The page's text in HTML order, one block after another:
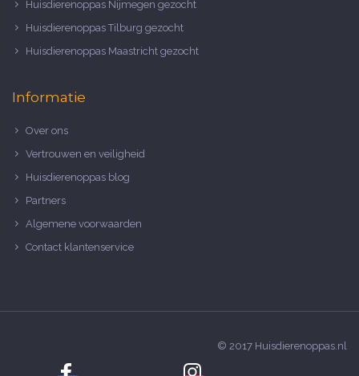
Huisdierenoppas Nijmegen gezocht
Huisdierenoppas Tilburg gezocht
Huisdierenoppas Maastricht gezocht
Informatie
Over ons
Vertrouwen en veiligheid
Huisdierenoppas blog
Partners
Algemene voorwaarden
Contact klantenservice
© 2017 Huisdierenoppas.nl